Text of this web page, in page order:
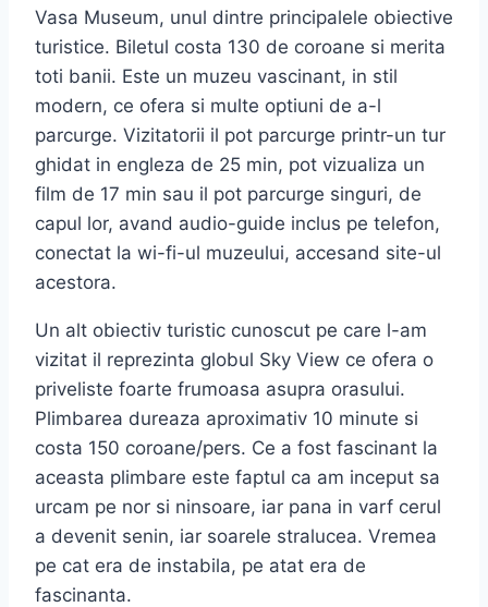
Vasa Museum, unul dintre principalele obiective
turistice. Biletul costa 130 de coroane si merita
toti banii. Este un muzeu vascinant, in stil
modern, ce ofera si multe optiuni de a-l
parcurge. Vizitatorii il pot parcurge printr-un tur
ghidat in engleza de 25 min, pot vizualiza un
film de 17 min sau il pot parcurge singuri, de
capul lor, avand audio-guide inclus pe telefon,
conectat la wi-fi-ul muzeului, accesand site-ul
acestora.
Un alt obiectiv turistic cunoscut pe care l-am
vizitat il reprezinta globul Sky View ce ofera o
priveliste foarte frumoasa asupra orasului.
Plimbarea dureaza aproximativ 10 minute si
costa 150 coroane/pers. Ce a fost fascinant la
aceasta plimbare este faptul ca am inceput sa
urcam pe nor si ninsoare, iar pana in varf cerul
a devenit senin, iar soarele stralucea. Vremea
pe cat era de instabila, pe atat era de
fascinanta.